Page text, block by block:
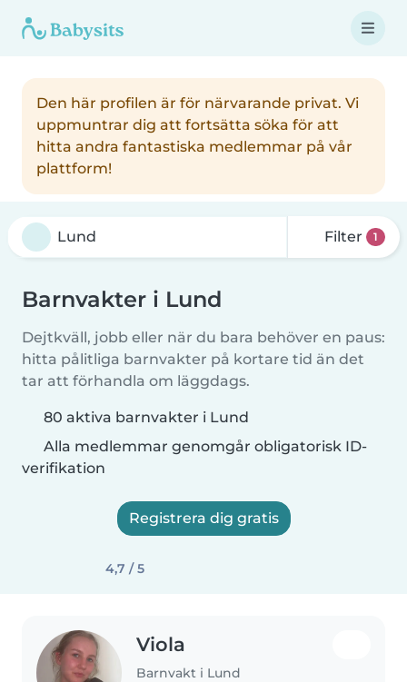
Den här profilen är för närvarande privat. Vi
uppmuntrar dig att fortsätta söka för att
hitta andra fantastiska medlemmar på vår
plattform!
Filter 1
Barnvakter i Lund
Dejtkväll, jobb eller när du bara behöver en paus:
hitta pålitliga barnvakter på kortare tid än det
tar att förhandla om läggdags.
80 aktiva barnvakter i Lund
Alla medlemmar genomgår obligatorisk ID-
verifikation
Registrera dig gratis
4,7 / 5
Viola
Barnvakt i Lund